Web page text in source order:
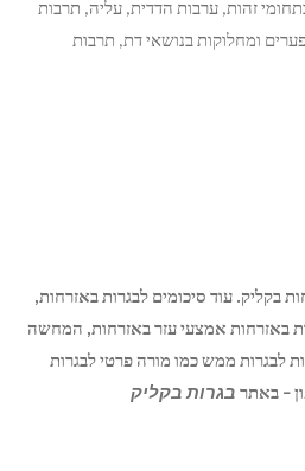
זהות, ערבות הדדית, עליה, תרבות
ומחלוקות בנושאי דת, תרבות
בקליק. עוד סיכומים לבגרות באזרחות,
באזרחות אמצעי עזר באזרחות, המחשה
לבגרות ממש כמו מורה פרטי לבגרות
– באתר בגרות בקליק